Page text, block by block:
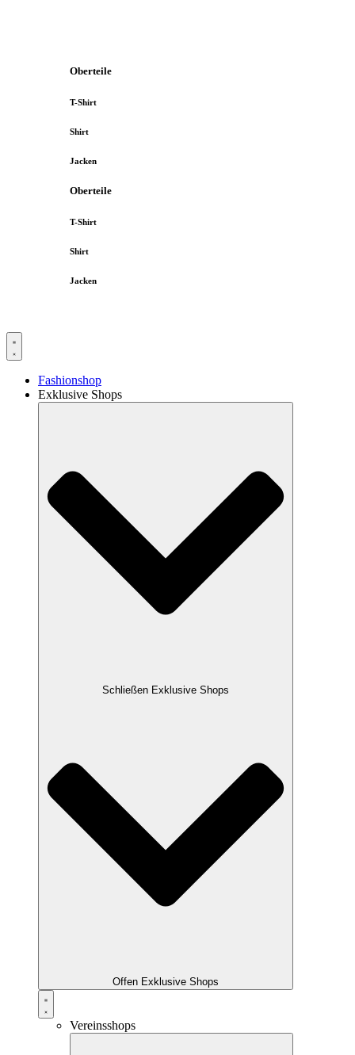
Oberteile
T-Shirt
Shirt
Jacken
Oberteile
T-Shirt
Shirt
Jacken
Fashionshop
Exklusive Shops
Schließen Exklusive Shops
Offen Exklusive Shops
Vereinsshops